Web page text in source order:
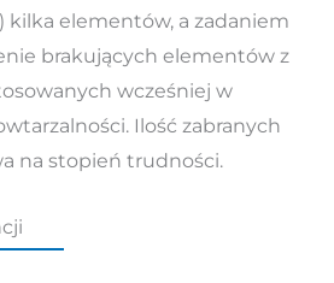
kilka elementów, a zadaniem
brakujących elementów z
wcześniej w
Ilość zabranych
na stopień trudności.